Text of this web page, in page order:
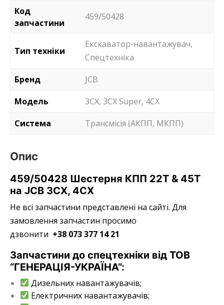
Код
запчастини
459/50428
Тип техніки
Екскаватор-навантажувач,
Спецтехніка
Бренд
JCB
Модель
3CX, 3CX Super, 4CX
Система
Трансмісія (АКПП, МКПП)
Опис
459/50428 Шестерня КПП 22T & 45T
на JCB 3CX, 4CX
Не всі запчастини представлені на сайті. Для
замовлення запчастин просимо
дзвонити +38 073 377 14 21
Запчастини до спецтехніки від ТОВ
“ГЕНЕРАЦІЯ-УКРАЇНА”:
Дизельних навантажувачів;
Електричних навантажувачів;